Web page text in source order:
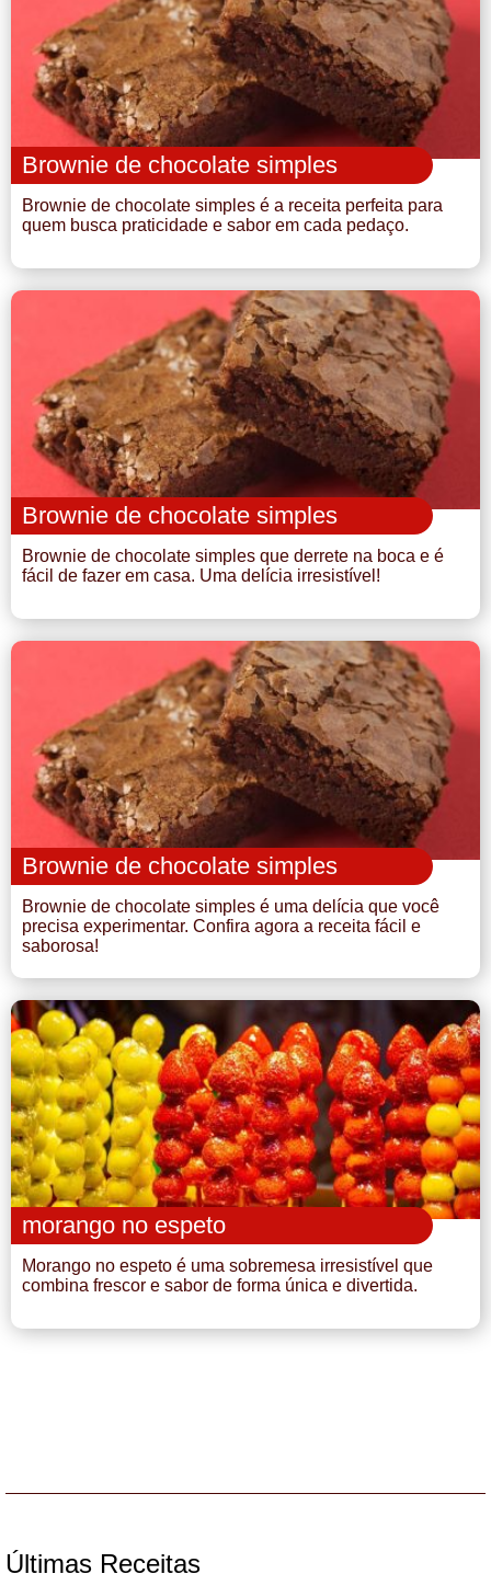
Brownie de chocolate simples
Brownie de chocolate simples é a receita perfeita para
quem busca praticidade e sabor em cada pedaço.
Brownie de chocolate simples
Brownie de chocolate simples que derrete na boca e é
fácil de fazer em casa. Uma delícia irresistível!
Brownie de chocolate simples
Brownie de chocolate simples é uma delícia que você
precisa experimentar. Confira agora a receita fácil e
saborosa!
morango no espeto
Morango no espeto é uma sobremesa irresistível que
combina frescor e sabor de forma única e divertida.
Últimas Receitas